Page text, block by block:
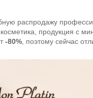
распродажу
продукция с
-80% , поэтому сейчас